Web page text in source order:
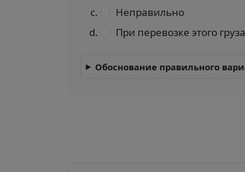
Неправильно
При перевозке этого
Обоснование правильного